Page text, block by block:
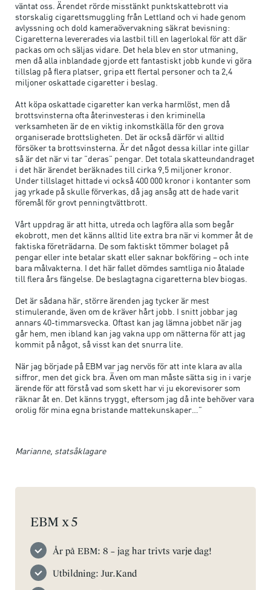
väntat oss. Ärendet rörde misstänkt punktskattebrott via
storskalig cigarettsmuggling från Lettland och vi hade genom
avlyssning och dold kameraövervakning säkrat bevisning:
Cigaretterna levererades via lastbil till en lagerlokal för att där
packas om och säljas vidare. Det hela blev en stor utmaning,
men då alla inblandade gjorde ett fantastiskt jobb kunde vi göra
tillslag på flera platser, gripa ett flertal personer och ta 2,4
miljoner oskattade cigaretter i beslag.
Att köpa oskattade cigaretter kan verka harmlöst, men då
brottsvinsterna ofta återinvesteras i den kriminella
verksamheten är de en viktig inkomstkälla för den grova
organiserade brottsligheten. Det är också därför vi alltid
försöker ta brottsvinsterna. Är det något dessa killar inte gillar
så är det när vi tar ”deras” pengar. Det totala skatteundandraget
i det här ärendet beräknades till cirka 9,5 miljoner kronor.
Under tillslaget hittade vi också 400 000 kronor i kontanter som
jag yrkade på skulle förverkas, då jag ansåg att de hade varit
föremål för grovt penningtvättbrott.
Vårt uppdrag är att hitta, utreda och lagföra alla som begår
ekobrott, men det känns alltid lite extra bra när vi kommer åt de
faktiska företrädarna. De som faktiskt tömmer bolaget på
pengar eller inte betalar skatt eller saknar bokföring – och inte
bara målvakterna. I det här fallet dömdes samtliga nio åtalade
till flera års fängelse. De beslagtagna cigaretterna blev biogas.
Det är sådana här, större ärenden jag tycker är mest
stimulerande, även om de kräver hårt jobb. I snitt jobbar jag
annars 40-timmarsvecka. Oftast kan jag lämna jobbet när jag
går hem, men ibland kan jag vakna upp om nätterna för att jag
kommit på något, så visst kan det snurra lite.
När jag började på EBM var jag nervös för att inte klara av alla
siffror, men det gick bra. Även om man måste sätta sig in i varje
ärende för att förstå vad som skett har vi ju ekorevisorer som
räknar åt en. Det känns tryggt, eftersom jag då inte behöver vara
orolig för mina egna bristande mattekunskaper…”
Marianne, statsåklagare
EBM x 5
År på EBM: 8 – jag har trivts varje dag!
Utbildning: Jur.Kand